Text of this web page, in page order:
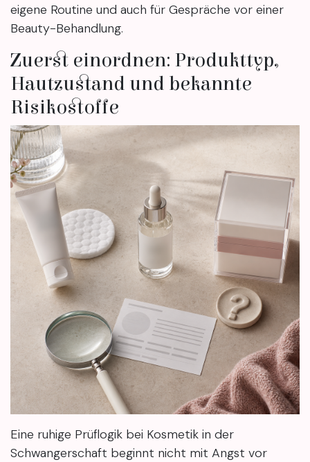
eigene Routine und auch für Gespräche vor einer
Beauty-Behandlung.
Zuerst einordnen: Produkttyp,
Hautzustand und bekannte
Risikostoffe
Eine ruhige Prüflogik bei Kosmetik in der
Schwangerschaft beginnt nicht mit Angst vor